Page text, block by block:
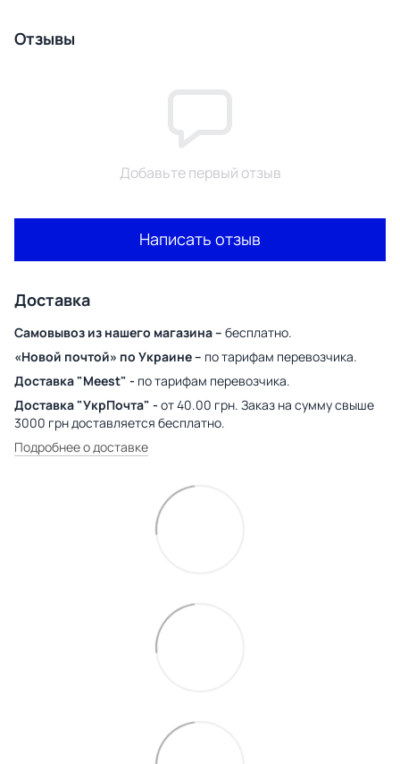
Отзывы
Добавьте первый отзыв
Написать отзыв
Доставка
Самовывоз из нашего магазина – бесплатно.
«Новой почтой» по Украине – по тарифам перевозчика.
Доставка "Meest" - по тарифам перевозчика.
Доставка "УкрПочта" - от 40.00 грн. Заказ на сумму свыше
3000 грн доставляется бесплатно.
Подробнее о доставке